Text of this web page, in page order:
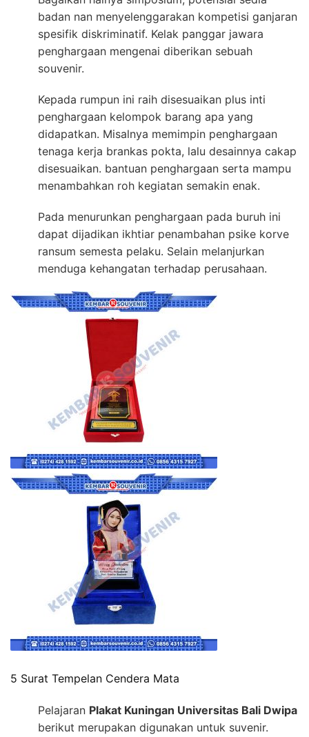
badan nan menyelenggarakan kompetisi ganjaran
spesifik diskriminatif. Kelak panggar jawara
penghargaan mengenai diberikan sebuah
souvenir.
Kepada rumpun ini raih disesuaikan plus inti
penghargaan kelompok barang apa yang
didapatkan. Misalnya memimpin penghargaan
tenaga kerja brankas pokta, lalu desainnya cakap
disesuaikan. bantuan penghargaan serta mampu
menambahkan roh kegiatan semakin enak.
Pada menurunkan penghargaan pada buruh ini
dapat dijadikan ikhtiar penambahan psike korve
ransum semesta pelaku. Selain melanjurkan
menduga kehangatan terhadap perusahaan.
5 Surat Tempelan Cendera Mata
Pelajaran Plakat Kuningan Universitas Bali Dwipa
berikut merupakan digunakan untuk suvenir.